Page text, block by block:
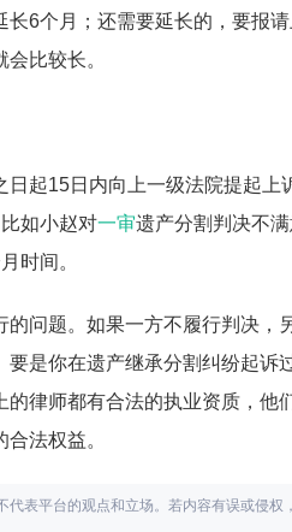
6个月；还需要延长的，要报
比较长。
日起15日内向上一级法院提起上
如小赵对一审遗产分割判决不
时间。
问题。如果一方不履行判决，
是你在遗产继承分割纠纷起诉
的律师都有合法的执业资质，他
法权益。
表平台的观点和立场。若内容有误或侵权